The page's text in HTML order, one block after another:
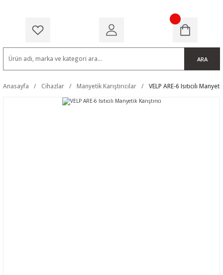
ARA
Anasayfa Cihazlar Manyetik Karıştırıcılar VELP ARE-6 Isıtıcılı